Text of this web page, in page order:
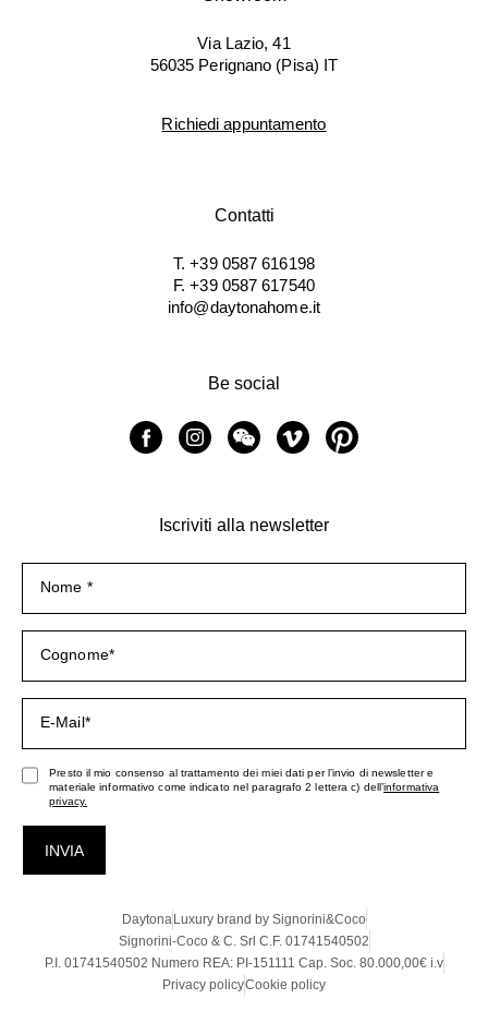
Via Lazio, 41
56035 Perignano (Pisa) IT
Richiedi appuntamento
Contatti
T. +39 0587 616198
F. +39 0587 617540
info@daytonahome.it
Be social
Iscriviti alla newsletter
Presto il mio consenso al trattamento dei miei dati per l’invio di newsletter e
materiale informativo come indicato nel paragrafo 2 lettera c) dell’informativa
privacy.
INVIA
Daytona Luxury brand by Signorini&Coco
Signorini-Coco & C. Srl C.F. 01741540502
P.I. 01741540502 Numero REA: PI-151111 Cap. Soc. 80.000,00€ i.v
Privacy policyCookie policy